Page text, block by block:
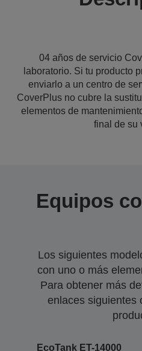
04 años de servicio
laboratorio. Si tu producto
enviarlo a un centro de
CoverPlus no cubre la
elementos de
final de su
Equipos
Los siguientes
con uno o más
Para obtener más
enlaces siguientes
EcoTank ET-14000